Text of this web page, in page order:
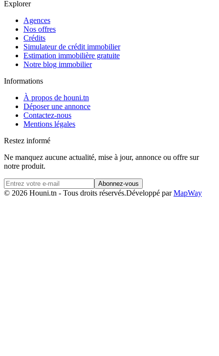
Explorer
Agences
Nos offres
Crédits
Simulateur de crédit immobilier
Estimation immobilière gratuite
Notre blog immobilier
Informations
À propos de houni.tn
Déposer une annonce
Contactez-nous
Mentions légales
Restez informé
Ne manquez aucune actualité, mise à jour, annonce ou offre sur
notre produit.
Abonnez-vous
© 2026 Houni.tn - Tous droits réservés.Développé parMapWay